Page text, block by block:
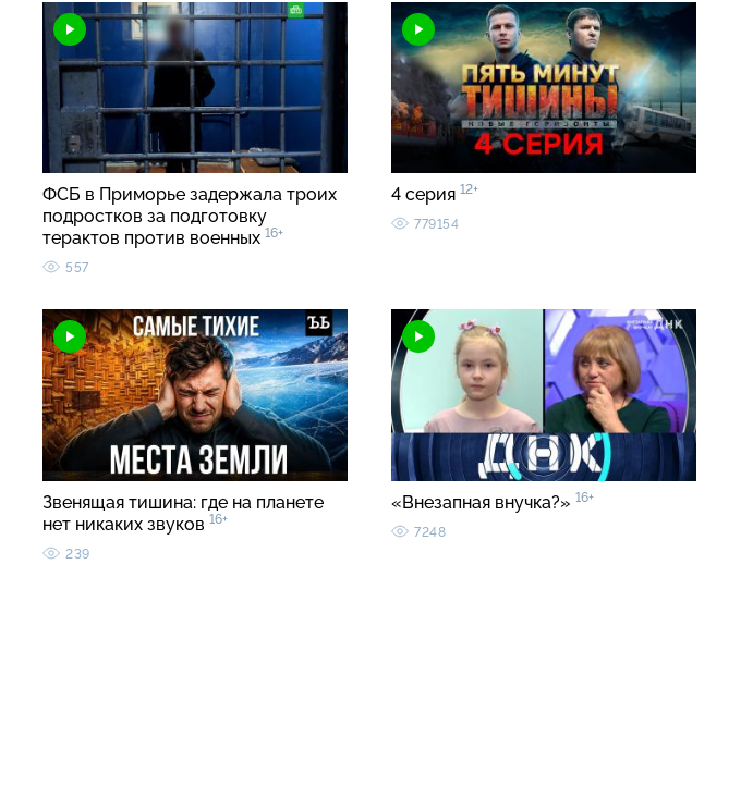
ФСБ в Приморье задержала троих
подростков за подготовку
терактов против военных 16+
557
4 серия 12+
779154
Звенящая тишина: где на планете
нет никаких звуков 16+
239
«Внезапная внучка?» 16+
7248